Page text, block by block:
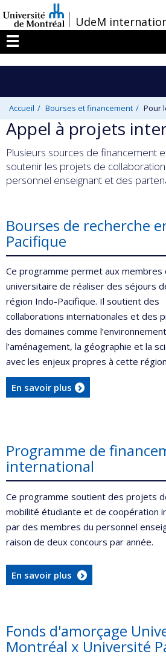
au
contenu
/UdeM
Menu
Accueil Bourses et financement Pour
Appel à projets
Plusieurs sources de financement
soutenir les projets de
personnel enseignant et des
Bourses de recherche
Pacifique
Ce programme permet aux membres
universitaire de réaliser des séjours
région Indo-Pacifique. Il soutient des
collaborations internationales et des
des domaines comme
l’aménagement, la géographie et la
avec les enjeux propres à cette
En savoir plus
Programme de
international
Ce programme soutient des projets
mobilité étudiante et de coopération
par des membres du personnel
raison de deux concours par année.
En savoir plus
Fonds d'amorçage
Montréal x Université